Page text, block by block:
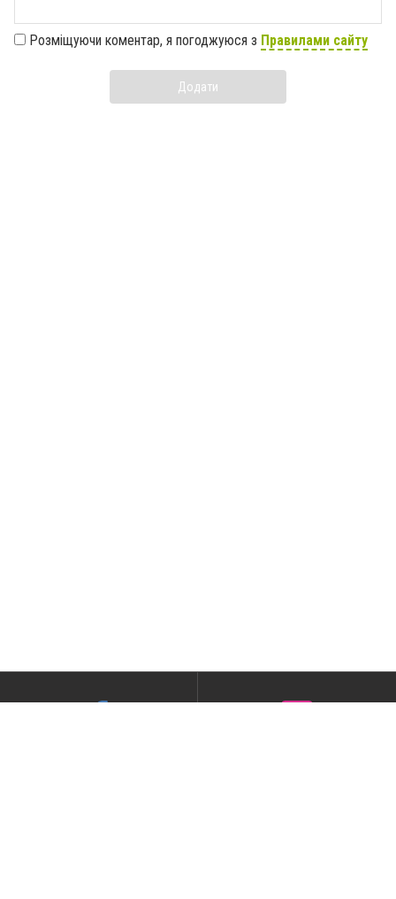
Розміщуючи коментар, я погоджуюся з Правилами сайту
Додати